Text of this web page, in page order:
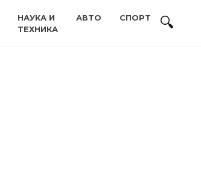
НАУКА И
ТЕХНИКА
АВТО СПОРТ